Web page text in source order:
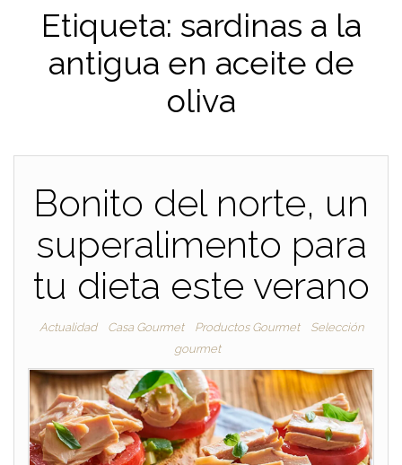
Etiqueta: sardinas a la
antigua en aceite de
oliva
Bonito del norte, un
superalimento para
tu dieta este verano
Actualidad Casa Gourmet Productos Gourmet
Selección
gourmet